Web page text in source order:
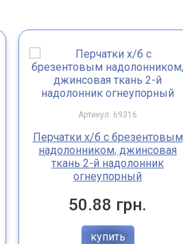
Артикул: 69316
Перчатки х/б с брезентовым
надолонником, джинсовая
ткань 2-й надолонник
огнеупорный
50.88 грн.
купить